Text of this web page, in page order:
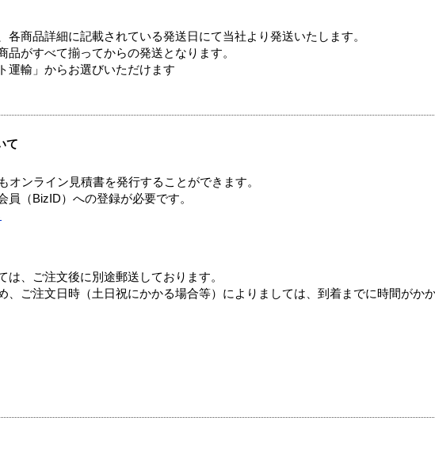
商品詳細に記載されている発送日にて当社より発送いたします。
がすべて揃ってからの発送となります。
運輸」からお選びいただけます
て
ンライン見積書を発行することができます。
（BizID）への登録が必要です。
、ご注文後に別途郵送しております。
、ご注文日時（土日祝にかかる場合等）によりましては、到着までに時間がか